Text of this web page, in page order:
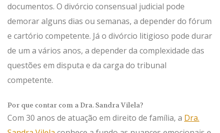
documentos. O divórcio consensual judicial pode
demorar alguns dias ou semanas, a depender do fórum
e cartório competente. Já o divórcio litigioso pode durar
de um a vários anos, a depender da complexidade das
questões em disputa e da carga do tribunal
competente.
Por que contar com a Dra. Sandra Vilela?
Com 30 anos de atuação em direito de família, a Dra.